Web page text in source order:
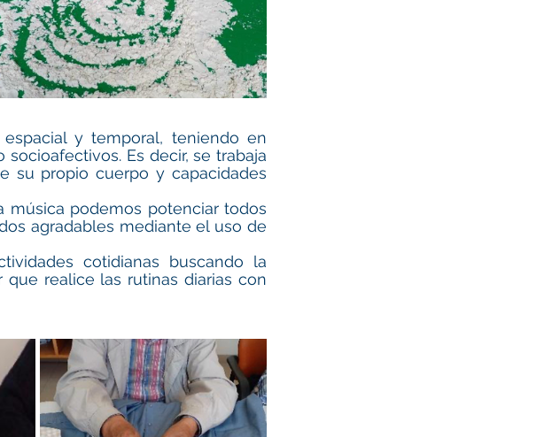
y temporal, teniendo en
Es decir, se trabaja
su propio cuerpo y capacidades
podemos potenciar todos
agradables mediante el uso de
cotidianas buscando la
realice las rutinas diarias con